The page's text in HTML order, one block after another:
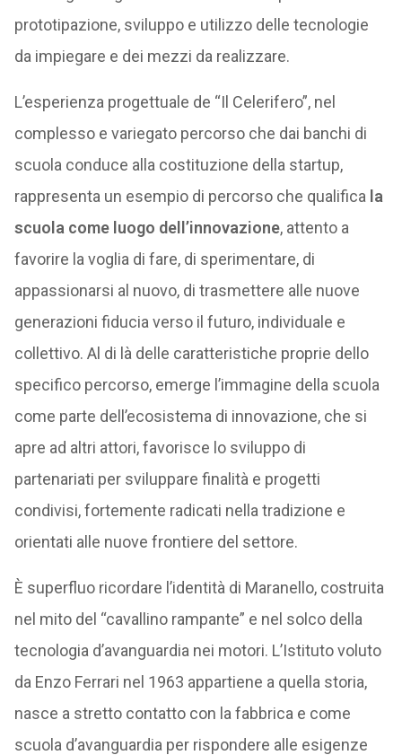
prototipazione, sviluppo e utilizzo delle tecnologie
da impiegare e dei mezzi da realizzare.
L’esperienza progettuale de “Il Celerifero”, nel
complesso e variegato percorso che dai banchi di
scuola conduce alla costituzione della startup,
rappresenta un esempio di percorso che qualifica la
scuola come luogo dell’innovazione, attento a
favorire la voglia di fare, di sperimentare, di
appassionarsi al nuovo, di trasmettere alle nuove
generazioni fiducia verso il futuro, individuale e
collettivo. Al di là delle caratteristiche proprie dello
specifico percorso, emerge l’immagine della scuola
come parte dell’ecosistema di innovazione, che si
apre ad altri attori, favorisce lo sviluppo di
partenariati per sviluppare finalità e progetti
condivisi, fortemente radicati nella tradizione e
orientati alle nuove frontiere del settore.
È superfluo ricordare l’identità di Maranello, costruita
nel mito del “cavallino rampante” e nel solco della
tecnologia d’avanguardia nei motori. L’Istituto voluto
da Enzo Ferrari nel 1963 appartiene a quella storia,
nasce a stretto contatto con la fabbrica e come
scuola d’avanguardia per rispondere alle esigenze